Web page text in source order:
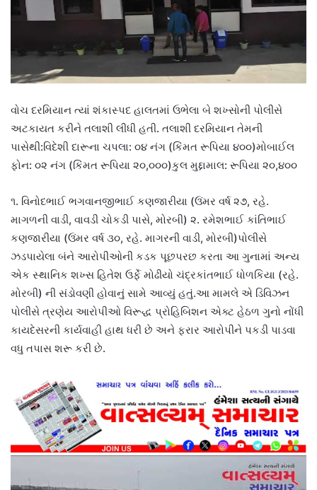
વોચ દરમિયાન ત્યાં શંકાસ્પદ હાલતમાં ઉભેલા બે શખ્સોની પોલીસે
અટકાયત કરીને તલાશી લીધી હતી. તલાશી દરમિયાન તેમની
પાસેથી:વિદેશી દારૂના ચપલા: ૦૪ નંગ (કિંમત રૂપિયા ૪૦૦)મોબાઈલ
ફોન: ૦૨ નંગ (કિંમત રૂપિયા ૨૦,૦૦૦)કુલ મુદ્દામાલ: રૂપિયા ૨૦,૪૦૦
૧. વિનોદભાઈ ભગવાનજીભાઈ કણજારીયા (ઉંમર વર્ષ ૨૭, રહે.
માગળની વાડી, વાવડી ચોકડી પાસે, મોરબી) ૨. રમેશભાઈ કાંતિભાઈ
કણજારીયા (ઉંમર વર્ષ ૩૦, રહે. માગરની વાડી, મોરબી)પોલીસે
ઝડપાયેલા બંને આરોપીઓની કડક પૂછપરછ કરતા આ ગુનામાં અન્ય
એક સ્થાનિક શખ્સ હિતેશ ઉર્ફે મોઢીયો ચંદ્રકાંતભાઈ ધોળકિયા (રહે.
મોરબી) ની સંડોવણી હોવાનું સામે આવ્યું હતું.આ મામલે એ ડિવિઝન
પોલીસે ત્રણેય આરોપીઓ વિરૂદ્ધ પ્રોહિબિશન એક્ટ હેઠળ ગુનો નોંધી
કાયદેસરની કાર્યવાહી હાથ ધરી છે અને ફરાર આરોપીને પકડી પાડવા
વધુ તપાસ શરૂ કરી છે.